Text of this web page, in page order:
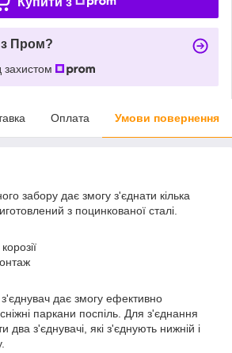
з Пром?
захистом
Оплата Умови повернення
забору дає змогу з'єднати кілька
з поцинкованої сталі.
дає змогу ефективно
паркани поспіль. Для з'єднання
два з'єднувачі, які з'єднують нижній і